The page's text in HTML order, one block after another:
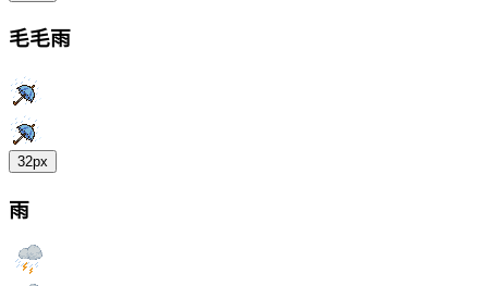
毛毛雨
32px
雨